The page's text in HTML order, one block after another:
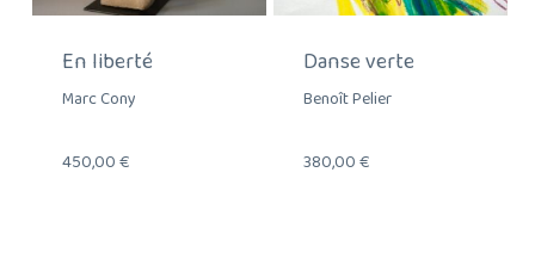
En liberté
Marc Cony
450,00€
Danse verte
Benoît Pelier
380,00€